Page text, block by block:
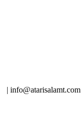
info@atarisalamt.com
|